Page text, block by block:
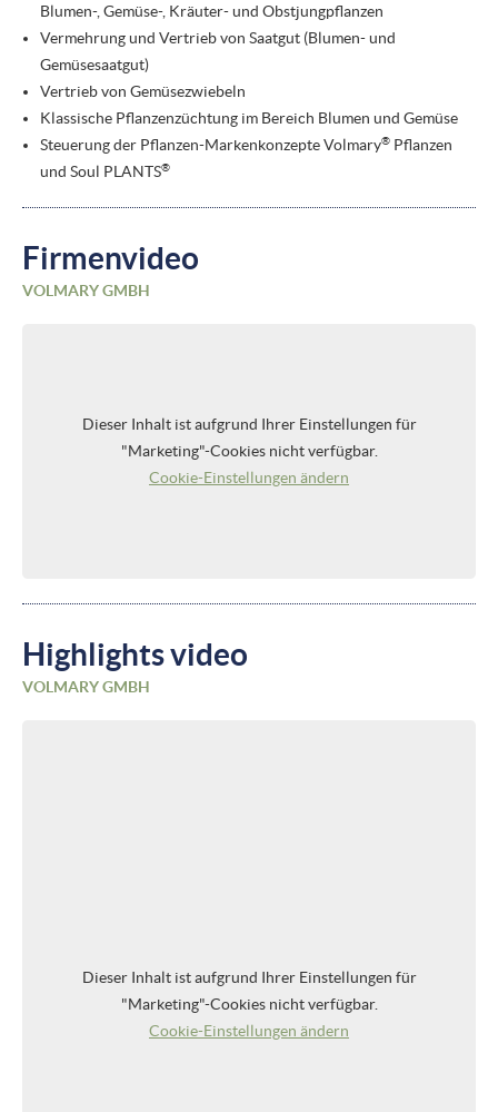
Blumen-, Gemüse-, Kräuter- und Obstjungpflanzen
Vermehrung und Vertrieb von Saatgut (Blumen- und
Gemüsesaatgut)
Vertrieb von Gemüsezwiebeln
Klassische Pflanzenzüchtung im Bereich Blumen und Gemüse
Steuerung der Pflanzen-Markenkonzepte Volmary® Pflanzen
und Soul PLANTS®
Firmenvideo
VOLMARY GMBH
Dieser Inhalt ist aufgrund Ihrer Einstellungen für
"Marketing"-Cookies nicht verfügbar.
Cookie-Einstellungen ändern
Highlights video
VOLMARY GMBH
Dieser Inhalt ist aufgrund Ihrer Einstellungen für
"Marketing"-Cookies nicht verfügbar.
Cookie-Einstellungen ändern